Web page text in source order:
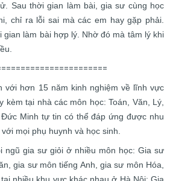
Sau thời gian làm bài, gia sư cùng học
chỉ ra lỗi sai mà các em hay gặp phải.
gian làm bài hợp lý. Nhờ đó mà tâm lý khi
với hơn 15 năm kinh nghiệm về lĩnh vực
kèm tại nhà các môn học: Toán, Văn, Lý,
Minh tự tin có thể đáp ứng được nhu
mọi phụ huynh và học sinh.
ngũ gia sư giỏi ở nhiều môn học: Gia sư
gia sư môn tiếng Anh, gia sư môn Hóa,